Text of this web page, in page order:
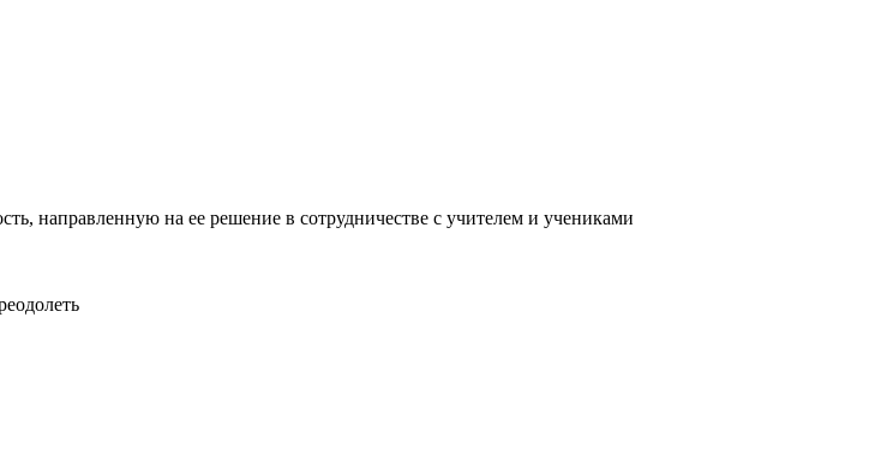
направленную на ее решение в сотрудничестве с учителем и учениками